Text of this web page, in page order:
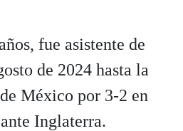
fue asistente de
de 2024 hasta la
México por 3-2 en
Inglaterra.